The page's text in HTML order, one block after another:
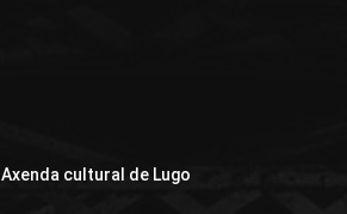
Axenda cultural de Lugo